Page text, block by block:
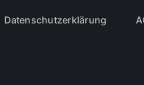
Datenschutzerklärung